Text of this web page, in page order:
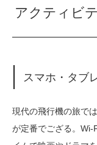
アクティビ
スマホ・タブ
現代の飛行機の旅で
が定番でござる。Wi-